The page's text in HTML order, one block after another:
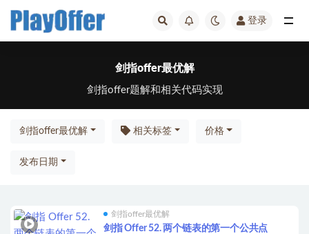
登录
剑指offer最优解
剑指offer题解和相关代码实现
剑指offer最优解 相关标签 价格
发布日期
剑指offer最优解
剑指 Offer 52. 两个链表的第一个公共点